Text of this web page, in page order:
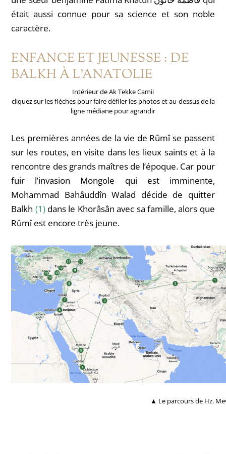
était aussi connue pour sa science et son noble
caractère.
ENFANCE ET JEUNESSE : DE
BALKH À L’ANATOLIE
Intérieur de Ak Tekke Camii
cliquez sur les flèches pour faire défiler les photos et au-dessus de la
ligne médiane pour agrandir
Les premières années de la vie de Rûmî se passent
sur les routes, en visite dans les lieux saints et à la
rencontre des grands maîtres de l’époque. Car pour
fuir l’invasion Mongole qui est imminente,
Mohammad Bahâuddîn Walad décide de quitter
Balkh (1)dans le Khorâsân avec sa famille, alors que
Rûmî est encore très jeune.
▲ Le parcours de Hz.